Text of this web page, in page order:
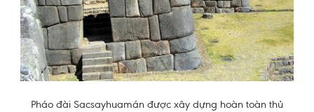
Pháo đài Sacsayhuamán được xây dựng hoàn toàn thủ